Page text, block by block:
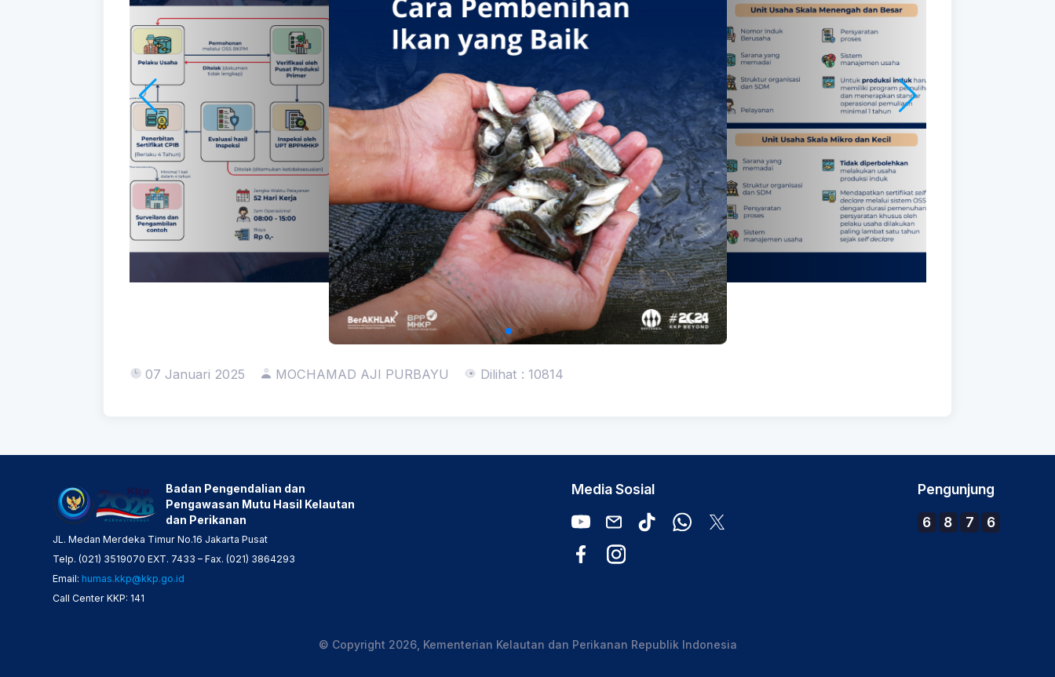
07 Januari 2025 MOCHAMAD AJI PURBAYU Dilihat : 10814
Badan Pengendalian dan
Pengawasan Mutu Hasil Kelautan
dan Perikanan
JL. Medan Merdeka Timur No.16 Jakarta Pusat
Telp. (021) 3519070 EXT. 7433 – Fax. (021) 3864293
Email: humas.kkp@kkp.go.id
Call Center KKP: 141
Media Sosial Pengunjung
6 8 7 6
© Copyright 2026, Kementerian Kelautan dan Perikanan Republik Indonesia